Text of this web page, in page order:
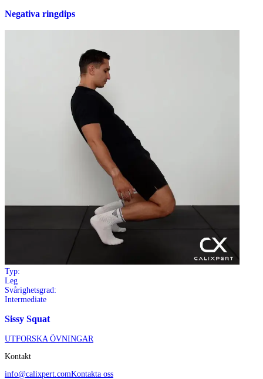
Negativa ringdips
Typ:
Leg
Svårighetsgrad:
Intermediate
Sissy Squat
UTFORSKA ÖVNINGAR
Kontakt
info@calixpert.comKontakta oss